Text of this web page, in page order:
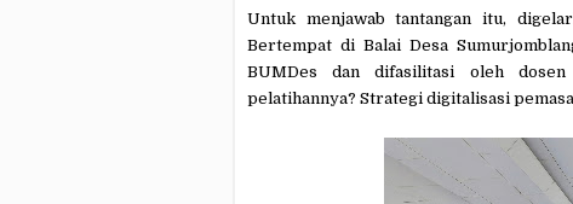
Untuk menjawab tantangan itu,
Bertempat di Balai Desa
BUMDes dan difasilitasi oleh dosen
pelatihannya? Strategi digitalisasi